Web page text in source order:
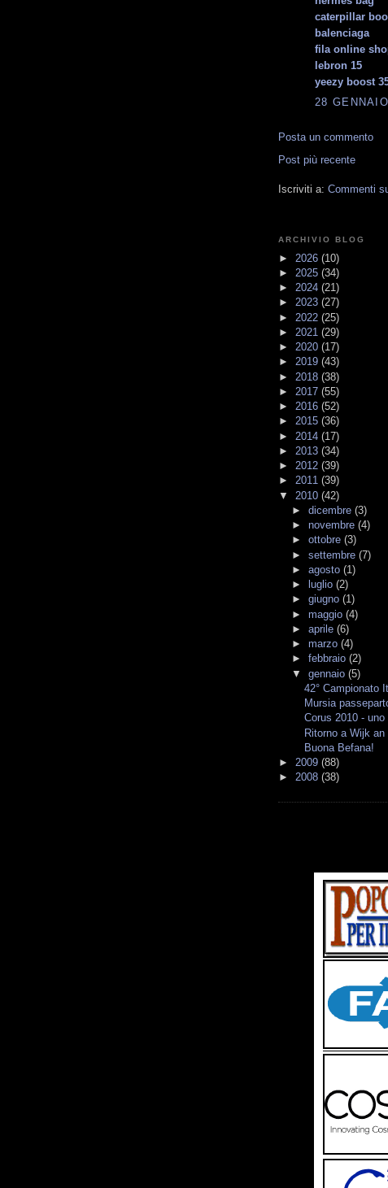
caterpillar
balenciaga
fila online
lebron 15
yeezy boost
28
Posta un commento
Post più recente
Iscriviti a: Commenti
ARCHIVIO BLOG
► 2026 (10)
► 2025 (34)
► 2024 (21)
► 2023 (27)
► 2022 (25)
► 2021 (29)
► 2020 (17)
► 2019 (43)
► 2018 (38)
► 2017 (55)
► 2016 (52)
► 2015 (36)
► 2014 (17)
► 2013 (34)
► 2012 (39)
► 2011 (39)
▼ 2010 (42)
► dicembre (3)
► novembre (4)
► ottobre (3)
► settembre (7)
► agosto (1)
►
luglio (2)
► giugno (1)
► maggio (4)
► aprile (6)
► marzo (4)
► febbraio (2)
▼ gennaio (5)
42° Campionato
Mursia
Corus 2010 -
Ritorno a Wijk an
Buona Befana!
► 2009 (88)
► 2008 (38)